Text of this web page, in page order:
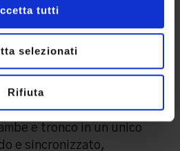
tutti
selezionati
Rifiuta
e come funziona?
un movimento a
simile alla corsa o
ma senza impatto
Coinvolge
e tronco in un unico
e sincronizzato,